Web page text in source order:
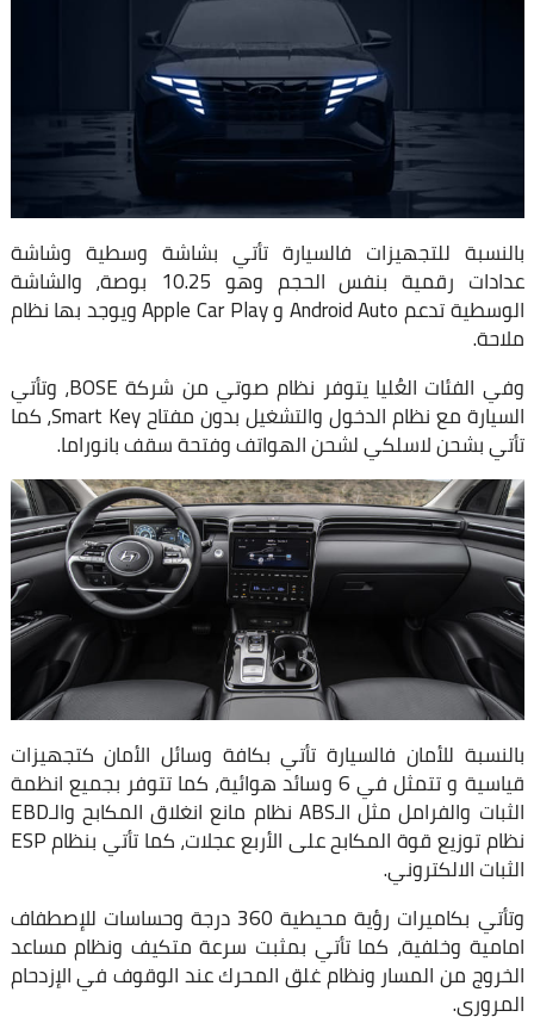
بالنسبة للتجهيزات فالسيارة تأتي بشاشة وسطية وشاشة
عدادات رقمية بنفس الحجم وهو 10.25 بوصة، والشاشة
الوسطية تدعم Android Auto و Apple Car Play ويوجد بها نظام
ملاحة.
وفي الفئات العُليا يتوفر نظام صوتي من شركة BOSE، وتأتي
السيارة مع نظام الدخول والتشغيل بدون مفتاح Smart Key، كما
تأتي بشحن لاسلكي لشحن الهواتف وفتحة سقف بانوراما.
بالنسبة للأمان فالسيارة تأتي بكافة وسائل الأمان كتجهيزات
قياسية و تتمثل في 6 وسائد هوائية، كما تتوفر بجميع انظمة
الثبات والفرامل مثل الـABS نظام مانع انغلاق المكابح والـEBD
نظام توزيع قوة المكابح على الأربع عجلات، كما تأتي بنظام ESP
الثبات الالكتروني.
وتأتي بكاميرات رؤية محيطية 360 درجة وحساسات للإصطفاف
امامية وخلفية، كما تأتي بمثبت سرعة متكيف ونظام مساعد
الخروج من المسار ونظام غلق المحرك عند الوقوف في الإزدحام
المروري.